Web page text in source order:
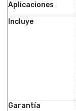
Aplicaciones
Incluye
Garantía